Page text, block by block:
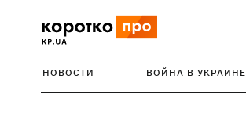
НОВОСТИ ВОЙНА В УКРАИНЕ